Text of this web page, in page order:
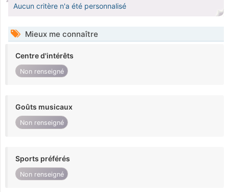
Aucun critère n'a été personnalisé
Mieux me connaître
Centre d'intérêts
Non renseigné
Goûts musicaux
Non renseigné
Sports préférés
Non renseigné